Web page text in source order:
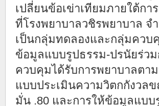
เปลี่ยนข้อเข่าเทียมภายใต้ก
ที่โรงพยาบาลวชิรพยาบาล จ
เป็นกลุ่มทดลองและกลุ่มควบ
ข้อมูลแบบรูปธรรม-ปรนัยร่ว
ควบคุมได้รับการพยาบาลตา
แบบประเมินความวิตกกังวล
มั่น .80 และการให้ข้อมูลแบ